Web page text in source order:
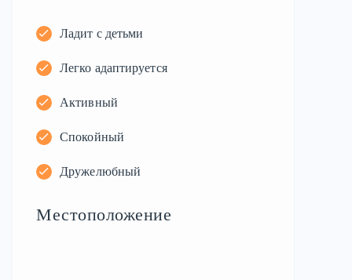
Ладит с детьми
Легко адаптируется
Активный
Спокойный
Дружелюбный
Местоположение